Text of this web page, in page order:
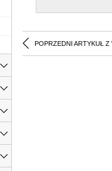
POPRZEDNI ARTYKUŁ Z